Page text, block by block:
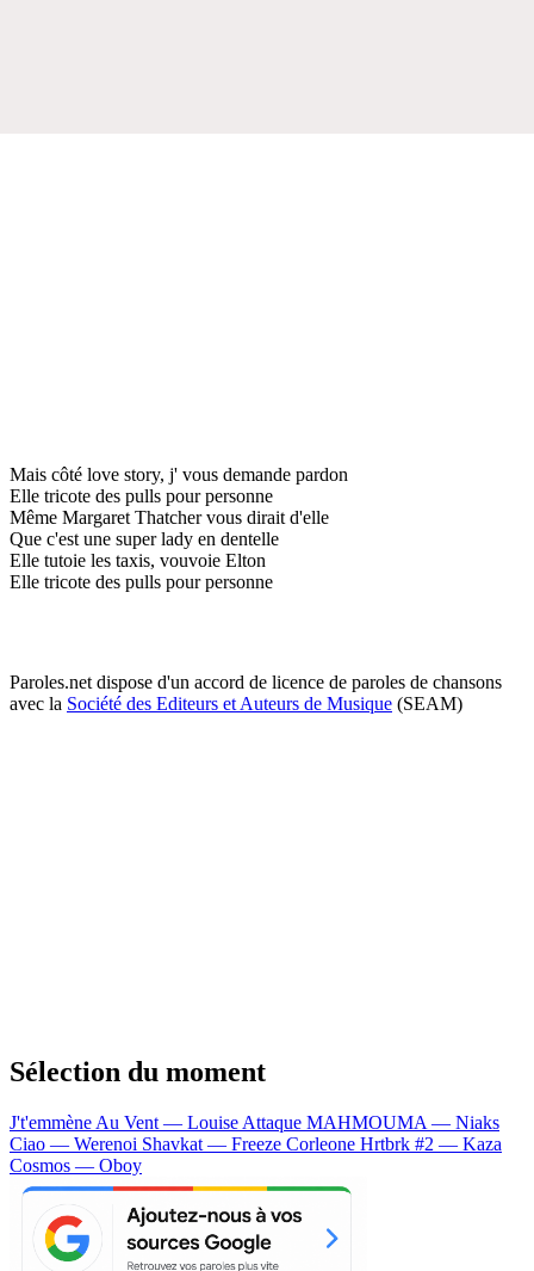
Mais côté love story, j' vous demande pardon
Elle tricote des pulls pour personne
Même Margaret Thatcher vous dirait d'elle
Que c'est une super lady en dentelle
Elle tutoie les taxis, vouvoie Elton
Elle tricote des pulls pour personne
Paroles.net dispose d'un accord de licence de paroles de chansons
avec la Société des Editeurs et Auteurs de Musique (SEAM)
Sélection du moment
J't'emmène Au Vent — Louise Attaque MAHMOUMA — Niaks
Ciao — Werenoi Shavkat — Freeze Corleone Hrtbrk #2 — Kaza
Cosmos — Oboy